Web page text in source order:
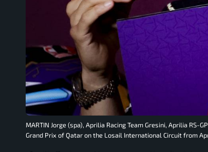
MARTIN Jorge (spa), Aprilia Racing Team Gresini, Aprilia
Grand Prix of Qatar on the Losail International Circuit from